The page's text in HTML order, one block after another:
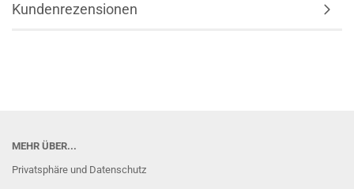
Kundenrezensionen
MEHR ÜBER...
Privatsphäre und Datenschutz